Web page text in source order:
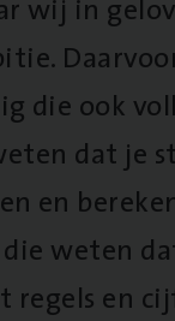
die ook
dat je
en
weten
regels en